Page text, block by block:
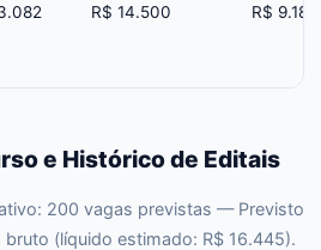
R$ 14.500 R$ 9.184
e Histórico de Editais
200 vagas previstas — Previsto
(líquido estimado: R$ 16.445).